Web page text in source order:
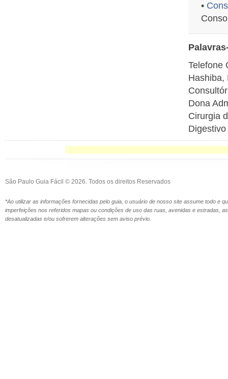
•
Telefone
Hashiba,
Dona
Cirurgia
São Paulo Guia Fácil © 2026. Todos os direitos Reservados
*Ao utilizar as informações fornecidas pelo guia, o usuário de nosso site assume todo e
imperfeições nos referidos mapas ou condições de uso das ruas, avenidas e estradas,
desatualizadas e/ou sofrerem alterações sem aviso prévio.